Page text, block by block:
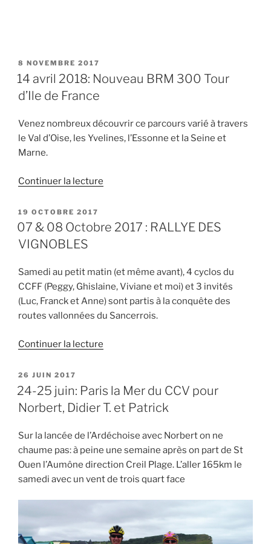
PUBLIÉ
LE
8 NOVEMBRE 2017
14 avril 2018: Nouveau BRM 300 Tour
d’Ile de France
Venez nombreux découvrir ce parcours varié à travers
le Val d’Oise, les Yvelines, l’Essonne et la Seine et
Marne.
Continuer la lecture
2018:
300
Tour
d’Ile
de
PUBLIÉ
LE
19 OCTOBRE 2017
07 & 08 Octobre 2017 : RALLYE DES
VIGNOBLES
Samedi au petit matin (et même avant), 4 cyclos du
CCFF (Peggy, Ghislaine, Viviane et moi) et 3 invités
(Luc, Franck et Anne) sont partis à la conquête des
routes vallonnées du Sancerrois.
Continuer la lecture
08
Octobre
2017 :
RALLYE
VIGNOBLES »
PUBLIÉ
LE
26 JUIN 2017
24-25 juin: Paris la Mer du CCV pour
Norbert, Didier T. et Patrick
Sur la lancée de l’Ardéchoise avec Norbert on ne
chaume pas: à peine une semaine après on part de St
Ouen l’Aumône direction Creil Plage. L’aller 165km le
samedi avec un vent de trois quart face